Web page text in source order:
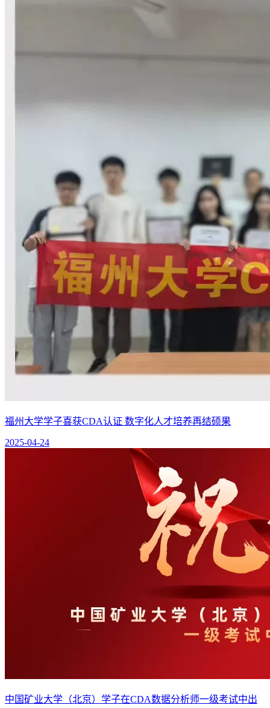
福州大学学子喜获CDA认证 数字化人才培养再结硕果
2025-04-24
中国矿业大学（北京）学子在CDA数据分析师一级考试中出